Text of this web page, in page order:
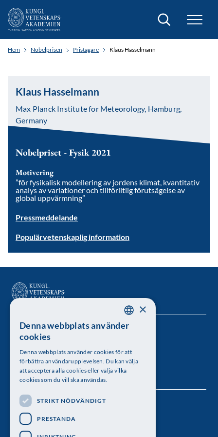
Sök
Hem Nobelprisen Pristagare Klaus Hasselmann
Klaus Hasselmann
Max Planck Institute for Meteorology, Hamburg,
Germany
Nobelpriset - Fysik 2021
Motivering
”för fysikalisk modellering av jordens klimat, kvantitativ
analys av variationer och tillförlitlig förutsägelse av
global uppvärmning”
Pressmeddelande
Populärvetenskaplig information
Kungl. Vetenskapsakademien
Besöksadress: Lilla Frescativägen 4A
Telefon: 08-673 95 00
Följ oss
SWEDISH
×
Denna webbplats använder
cookies
Denna webbplats använder cookies för att
förbättra användarupplevelsen. Du kan välja
att acceptera alla cookies eller välja vilka
cookies som du vill ska användas.
STRIKT NÖDVÄNDIGT
PRESTANDA